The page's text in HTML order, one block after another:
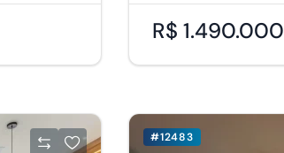
R$ 1.490.000
#12483